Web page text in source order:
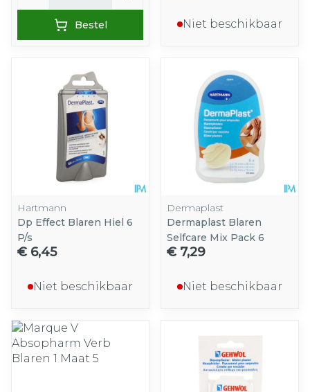
Bestel Niet beschikbaar
Hartmann
Dp Effect Blaren Hiel 6
P/s
€ 6,45
Niet beschikbaar
Dermaplast
Dermaplast Blaren
Selfcare Mix Pack 6
€ 7,29
Niet beschikbaar